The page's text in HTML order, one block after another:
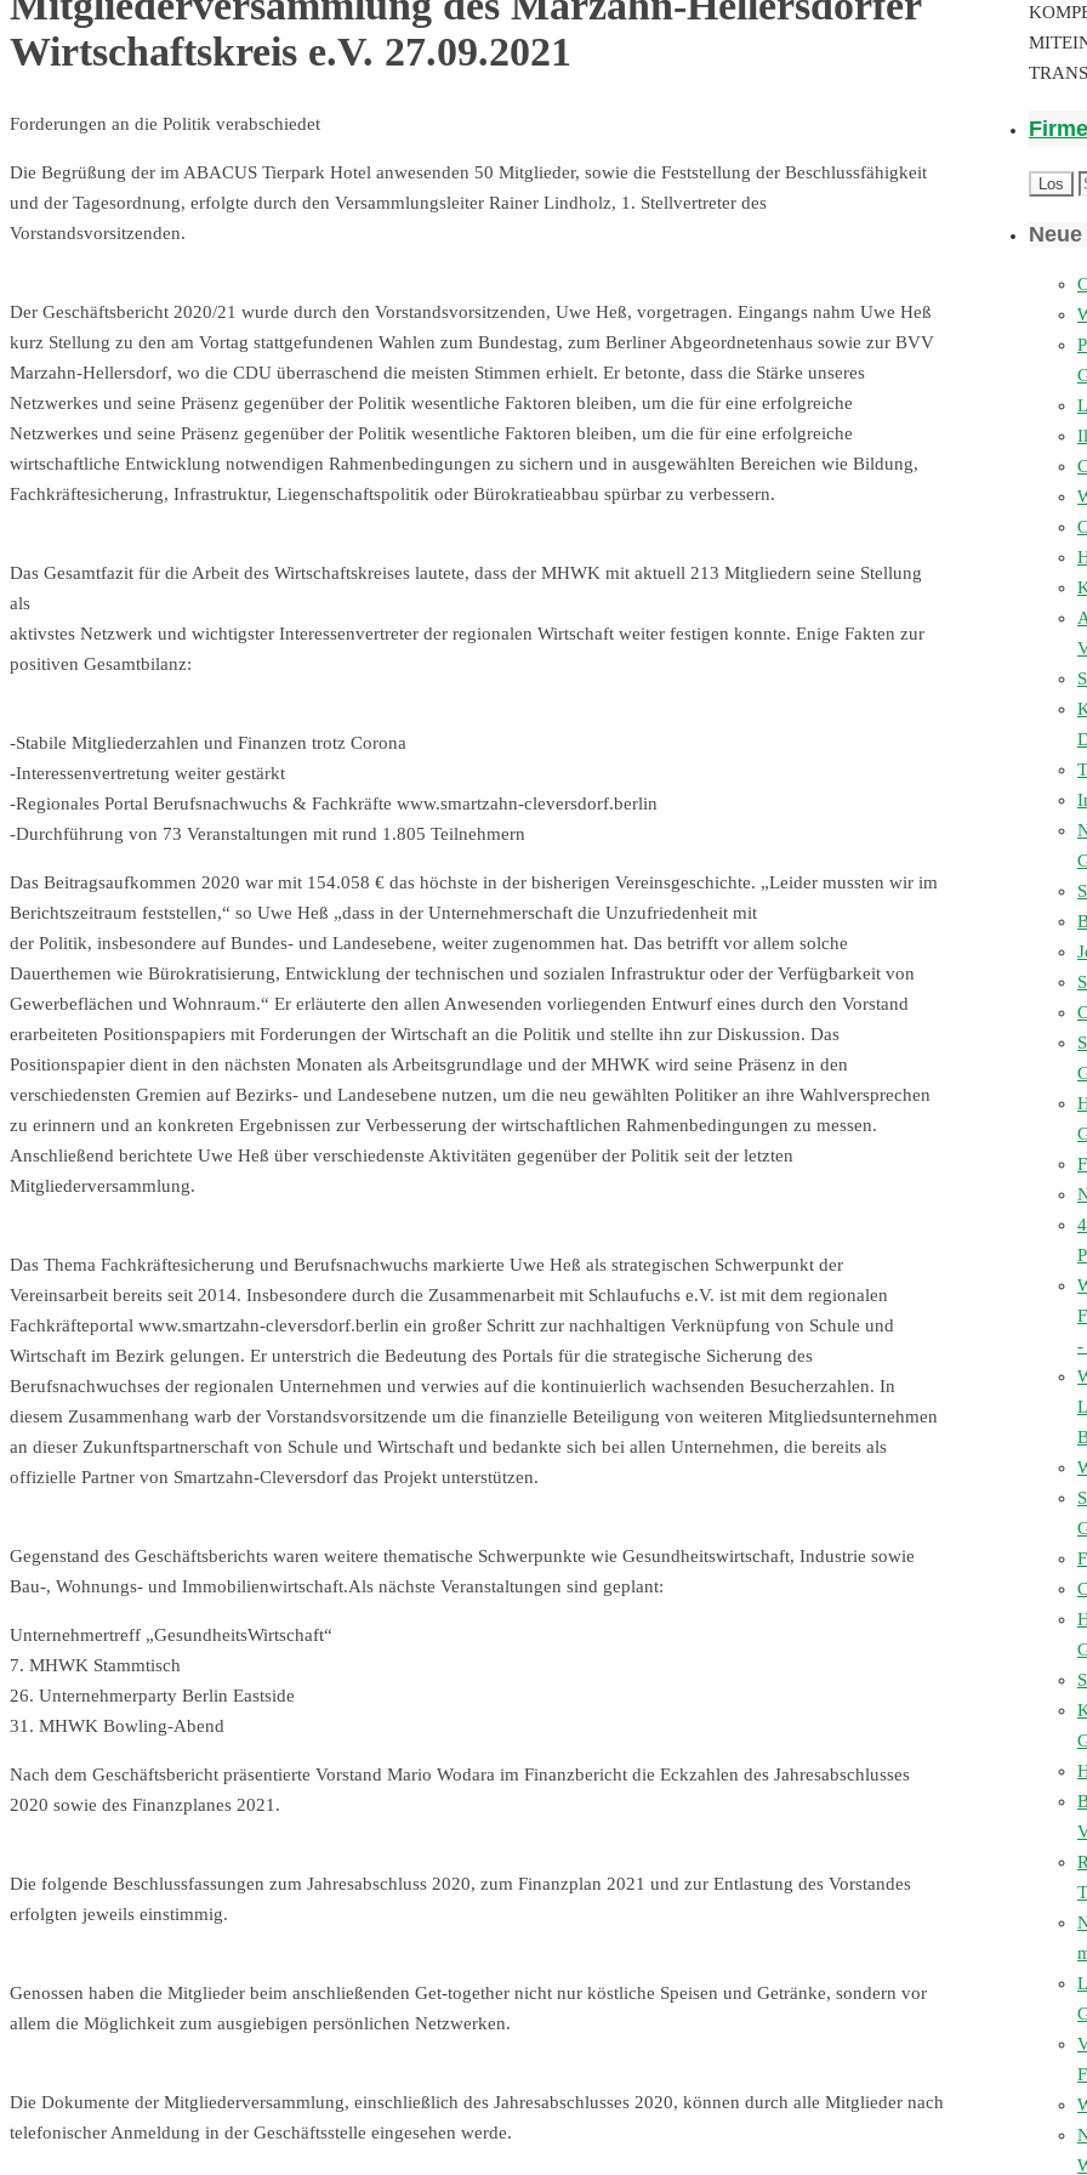
Wirtschaftskreis e.V. 27.09.2021
Forderungen an die Politik verabschiedet
Die Begrüßung der im ABACUS Tierpark Hotel anwesenden 50 Mitglieder, sowie die Feststellung der Beschlussfähigkeit
und der Tagesordnung, erfolgte durch den Versammlungsleiter Rainer Lindholz, 1. Stellvertreter des
Vorstandsvorsitzenden.
Der Geschäftsbericht 2020/21 wurde durch den Vorstandsvorsitzenden, Uwe Heß, vorgetragen. Eingangs nahm Uwe Heß
kurz Stellung zu den am Vortag stattgefundenen Wahlen zum Bundestag, zum Berliner Abgeordnetenhaus sowie zur BVV
Marzahn-Hellersdorf, wo die CDU überraschend die meisten Stimmen erhielt. Er betonte, dass die Stärke unseres
Netzwerkes und seine Präsenz gegenüber der Politik wesentliche Faktoren bleiben, um die für eine erfolgreiche
Netzwerkes und seine Präsenz gegenüber der Politik wesentliche Faktoren bleiben, um die für eine erfolgreiche
wirtschaftliche Entwicklung notwendigen Rahmenbedingungen zu sichern und in ausgewählten Bereichen wie Bildung,
Fachkräftesicherung, Infrastruktur, Liegenschaftspolitik oder Bürokratieabbau spürbar zu verbessern.
Das Gesamtfazit für die Arbeit des Wirtschaftskreises lautete, dass der MHWK mit aktuell 213 Mitgliedern seine Stellung
als
aktivstes Netzwerk und wichtigster Interessenvertreter der regionalen Wirtschaft weiter festigen konnte. Enige Fakten zur
positiven Gesamtbilanz:
-Stabile Mitgliederzahlen und Finanzen trotz Corona
-Interessenvertretung weiter gestärkt
-Regionales Portal Berufsnachwuchs & Fachkräfte www.smartzahn-cleversdorf.berlin
-Durchführung von 73 Veranstaltungen mit rund 1.805 Teilnehmern
Das Beitragsaufkommen 2020 war mit 154.058 € das höchste in der bisherigen Vereinsgeschichte. „Leider mussten wir im
Berichtszeitraum feststellen,“ so Uwe Heß „dass in der Unternehmerschaft die Unzufriedenheit mit
der Politik, insbesondere auf Bundes- und Landesebene, weiter zugenommen hat. Das betrifft vor allem solche
Dauerthemen wie Bürokratisierung, Entwicklung der technischen und sozialen Infrastruktur oder der Verfügbarkeit von
Gewerbeflächen und Wohnraum.“ Er erläuterte den allen Anwesenden vorliegenden Entwurf eines durch den Vorstand
erarbeiteten Positionspapiers mit Forderungen der Wirtschaft an die Politik und stellte ihn zur Diskussion. Das
Positionspapier dient in den nächsten Monaten als Arbeitsgrundlage und der MHWK wird seine Präsenz in den
verschiedensten Gremien auf Bezirks- und Landesebene nutzen, um die neu gewählten Politiker an ihre Wahlversprechen
zu erinnern und an konkreten Ergebnissen zur Verbesserung der wirtschaftlichen Rahmenbedingungen zu messen.
Anschließend berichtete Uwe Heß über verschiedenste Aktivitäten gegenüber der Politik seit der letzten
Mitgliederversammlung.
Das Thema Fachkräftesicherung und Berufsnachwuchs markierte Uwe Heß als strategischen Schwerpunkt der
Vereinsarbeit bereits seit 2014. Insbesondere durch die Zusammenarbeit mit Schlaufuchs e.V. ist mit dem regionalen
Fachkräfteportal www.smartzahn-cleversdorf.berlin ein großer Schritt zur nachhaltigen Verknüpfung von Schule und
Wirtschaft im Bezirk gelungen. Er unterstrich die Bedeutung des Portals für die strategische Sicherung des
Berufsnachwuchses der regionalen Unternehmen und verwies auf die kontinuierlich wachsenden Besucherzahlen. In
diesem Zusammenhang warb der Vorstandsvorsitzende um die finanzielle Beteiligung von weiteren Mitgliedsunternehmen
an dieser Zukunftspartnerschaft von Schule und Wirtschaft und bedankte sich bei allen Unternehmen, die bereits als
offizielle Partner von Smartzahn-Cleversdorf das Projekt unterstützen.
Gegenstand des Geschäftsberichts waren weitere thematische Schwerpunkte wie Gesundheitswirtschaft, Industrie sowie
Bau-, Wohnungs- und Immobilienwirtschaft.Als nächste Veranstaltungen sind geplant:
Unternehmertreff „GesundheitsWirtschaft“
7. MHWK Stammtisch
26. Unternehmerparty Berlin Eastside
31. MHWK Bowling-Abend
Nach dem Geschäftsbericht präsentierte Vorstand Mario Wodara im Finanzbericht die Eckzahlen des Jahresabschlusses
2020 sowie des Finanzplanes 2021.
Die folgende Beschlussfassungen zum Jahresabschluss 2020, zum Finanzplan 2021 und zur Entlastung des Vorstandes
erfolgten jeweils einstimmig.
Genossen haben die Mitglieder beim anschließenden Get-together nicht nur köstliche Speisen und Getränke, sondern vor
allem die Möglichkeit zum ausgiebigen persönlichen Netzwerken.
Die Dokumente der Mitgliederversammlung, einschließlich des Jahresabschlusses 2020, können durch alle Mitglieder nach
telefonischer Anmeldung in der Geschäftsstelle eingesehen werde.
-